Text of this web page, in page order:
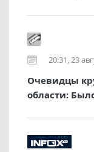
20:31, 23
Очевидцы
области: